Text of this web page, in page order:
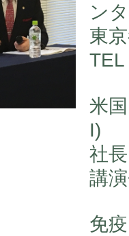
ン
東
米
I)
社
講
免